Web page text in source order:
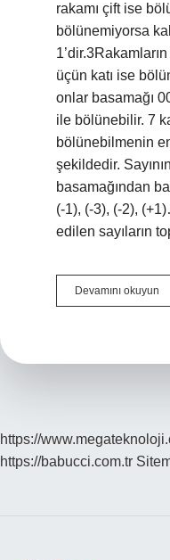
rakamı çift ise
bölünemiyorsa
üçün katı ise
onlar basamağı
ile bölünebilir. 7
bölünebilmenin
şekildedir.
basamağından
(-1), (-3), (-2),
edilen sayıların
Devamını okuyun
https://
https://babucci.com.tr